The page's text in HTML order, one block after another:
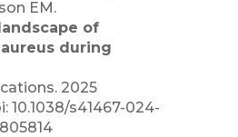
EM.
of
during
2025
10.1038/s41467-024-